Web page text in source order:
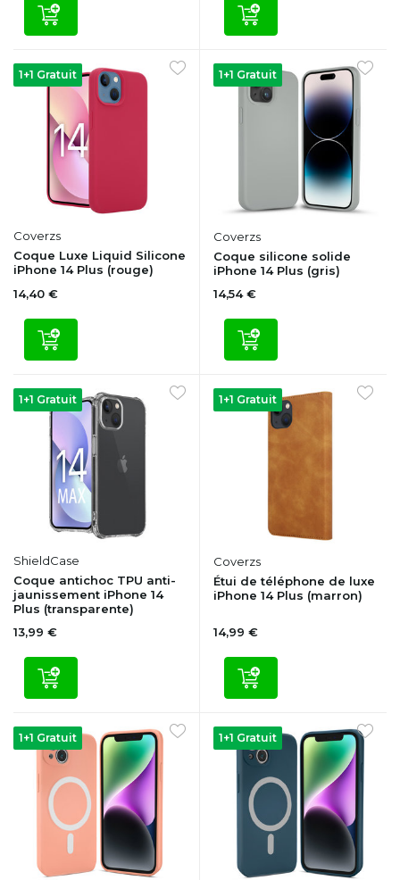
1+1 Gratuit
Coverzs
Coque Luxe Liquid Silicone
iPhone 14 Plus (rouge)
14,40 €
1+1 Gratuit
Coverzs
Coque silicone solide
iPhone 14 Plus (gris)
14,54 €
1+1 Gratuit
ShieldCase
Coque antichoc TPU anti-
jaunissement iPhone 14
Plus (transparente)
13,99 €
1+1 Gratuit
Coverzs
Étui de téléphone de luxe
iPhone 14 Plus (marron)
14,99 €
1+1 Gratuit 1+1 Gratuit